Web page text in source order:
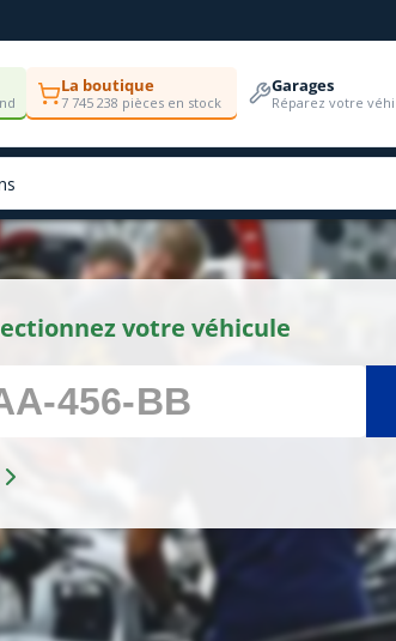
La boutique
7 745 238 pièces en stock
Garages
Réparez votre
votre véhicule